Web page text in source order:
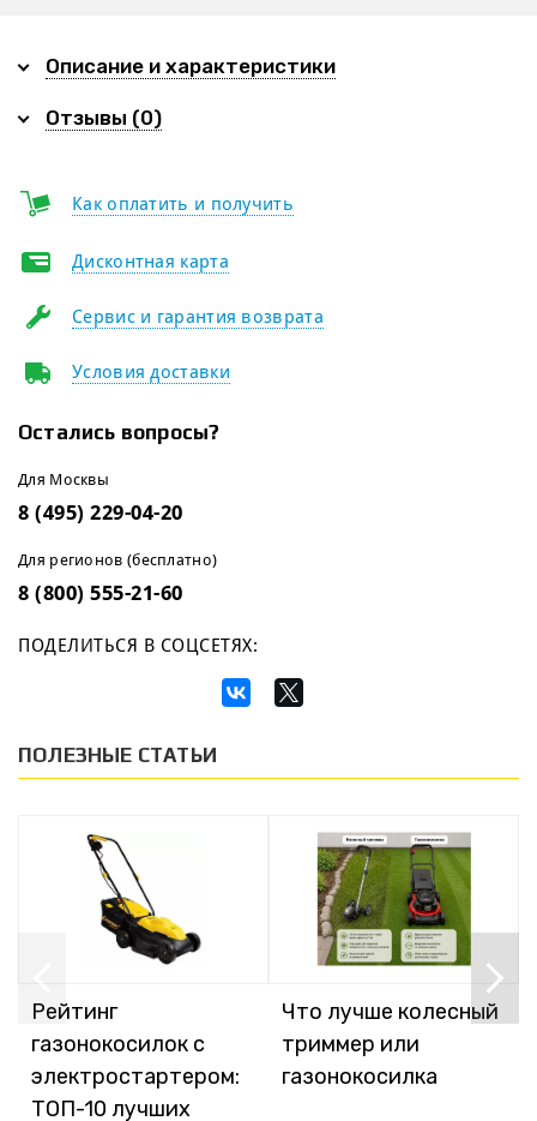
Описание и характеристики
Отзывы (0)
Как оплатить и получить
Дисконтная карта
Сервис и гарантия возврата
Условия доставки
Остались вопросы?
Для Москвы
8 (495) 229-04-20
Для регионов (бесплатно)
8 (800) 555-21-60
ПОДЕЛИТЬСЯ В СОЦСЕТЯХ:
ПОЛЕЗНЫЕ СТАТЬИ
Рейтинг
газонокосилок с
электростартером:
ТОП-10 лучших
Что лучше колесный
триммер или
газонокосилка